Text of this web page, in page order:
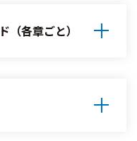
（各章ごと）